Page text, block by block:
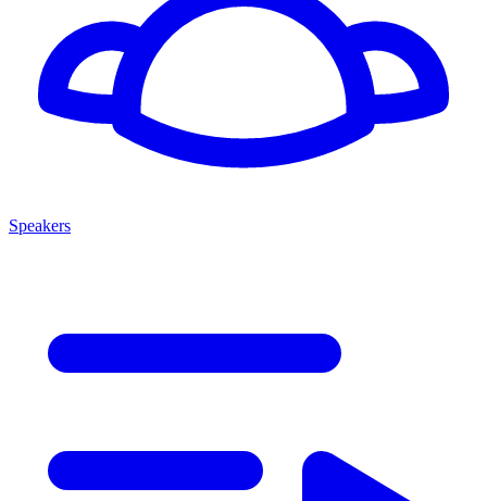
Speakers